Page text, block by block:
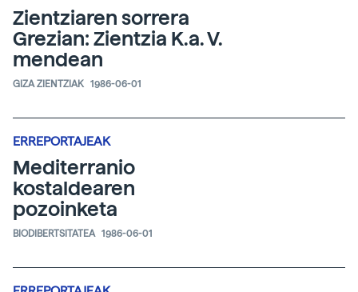
Zientziaren sorrera
Grezian: Zientzia K.a. V.
mendean
GIZA ZIENTZIAK 1986-06-01
ERREPORTAJEAK
Mediterranio
kostaldearen
pozoinketa
BIODIBERTSITATEA 1986-06-01